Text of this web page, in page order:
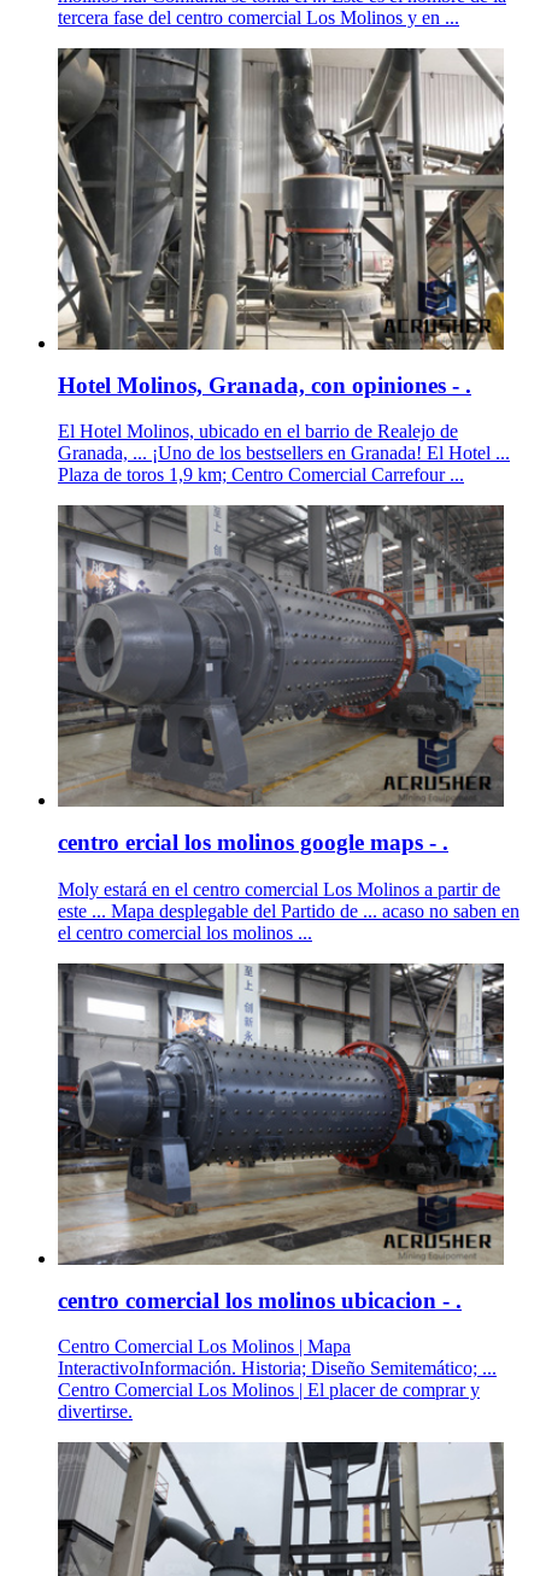
tercera fase del centro comercial Los Molinos y en ...
Hotel Molinos, Granada, con opiniones - .
El Hotel Molinos, ubicado en el barrio de Realejo de
Granada, ... ¡Uno de los bestsellers en Granada! El Hotel ...
Plaza de toros 1,9 km; Centro Comercial Carrefour ...
centro ercial los molinos google maps - .
Moly estará en el centro comercial Los Molinos a partir de
este ... Mapa desplegable del Partido de ... acaso no saben en
el centro comercial los molinos ...
centro comercial los molinos ubicacion - .
Centro Comercial Los Molinos | Mapa
InteractivoInformación. Historia; Diseño Semitemático; ...
Centro Comercial Los Molinos | El placer de comprar y
divertirse.